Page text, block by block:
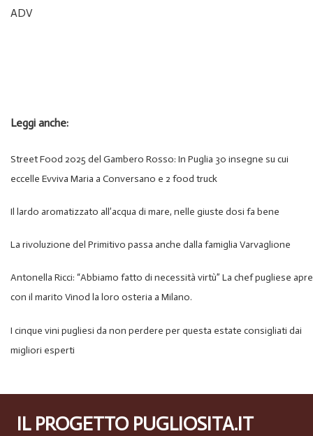
ADV
Leggi anche:
Street Food 2025 del Gambero Rosso: In Puglia 30 insegne su cui
eccelle Evviva Maria a Conversano e 2 food truck
Il lardo aromatizzato all’acqua di mare, nelle giuste dosi fa bene
La rivoluzione del Primitivo passa anche dalla famiglia Varvaglione
Antonella Ricci: “Abbiamo fatto di necessità virtù” La chef pugliese apre
con il marito Vinod la loro osteria a Milano.
I cinque vini pugliesi da non perdere per questa estate consigliati dai
migliori esperti
IL PROGETTO PUGLIOSITA.IT